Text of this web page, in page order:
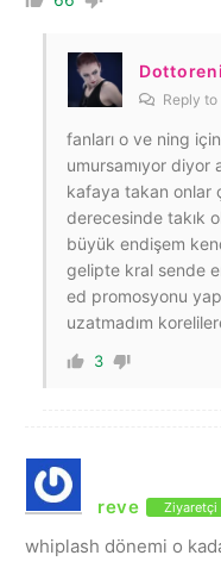
Reply to
fanları o ve ning
umursamıyor diyor
kafaya takan onlar
derecesinde takık
büyük endişem
gelipte kral sende
ed promosyonu
uzatmadım
3
reve Ziyaretçi
whiplash dönemi o